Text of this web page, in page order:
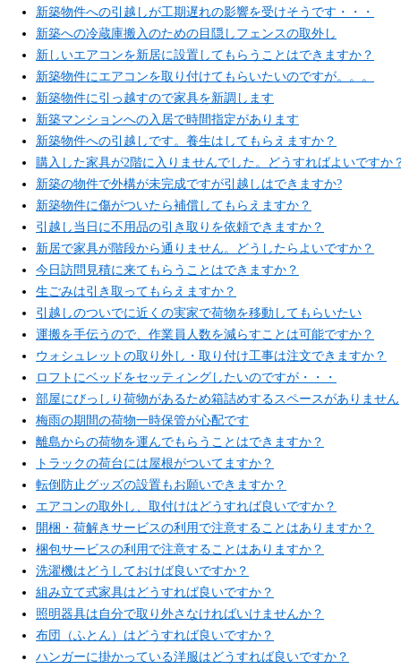
新築物件への引越しが工期遅れの影響を受けそうです・・・
新築への冷蔵庫搬入のための目隠しフェンスの取外し
新しいエアコンを新居に設置してもらうことはできますか？
新築物件にエアコンを取り付けてもらいたいのですが。。。
新築物件に引っ越すので家具を新調します
新築マンションへの入居で時間指定があります
新築物件への引越しです。養生はしてもらえますか？
購入した家具が2階に入りませんでした。どうすればよいですか
新築の物件で外構が未完成ですが引越しはできますか?
新築物件に傷がついたら補償してもらえますか？
引越し当日に不用品の引き取りを依頼できますか？
新居で家具が階段から通りません。どうしたらよいですか？
今日訪問見積に来てもらうことはできますか？
生ごみは引き取ってもらえますか？
引越しのついでに近くの実家で荷物を移動してもらいたい
運搬を手伝うので、作業員人数を減らすことは可能ですか？
ウォシュレットの取り外し・取り付け工事は注文できますか？
ロフトにベッドをセッティングしたいのですが・・・
部屋にびっしり荷物があるため箱詰めするスペースがありません
梅雨の期間の荷物一時保管が心配です
離島からの荷物を運んでもらうことはできますか？
トラックの荷台には屋根がついてますか？
転倒防止グッズの設置もお願いできますか？
エアコンの取外し、取付けはどうすれば良いですか？
開梱・荷解きサービスの利用で注意することはありますか？
梱包サービスの利用で注意することはありますか？
洗濯機はどうしておけば良いですか？
組み立て式家具はどうすれば良いですか？
照明器具は自分で取り外さなければいけませんか？
布団（ふとん）はどうすれば良いですか？
ハンガーに掛かっている洋服はどうすれば良いですか？